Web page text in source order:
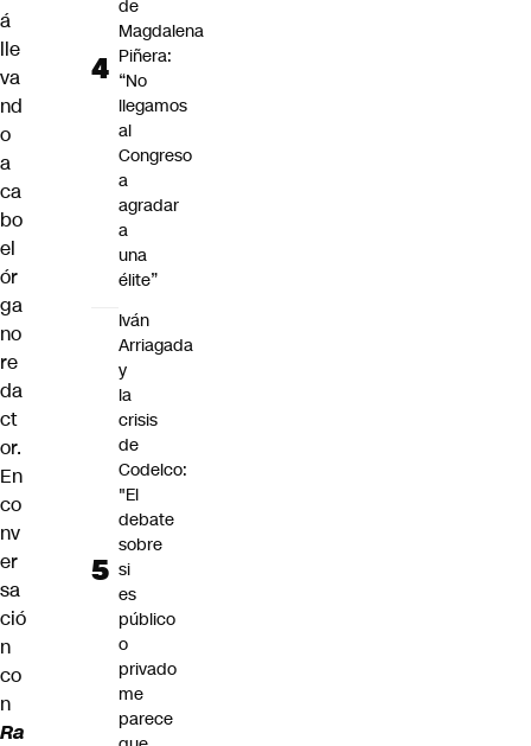
á
lle
va
nd
o
a
ca
bo
el
ór
ga
no
re
da
ct
or.
En
co
nv
er
sa
ció
n
co
n
Ra
de
Magdalena
Piñera:
“No
llegamos
al
Congreso
a
agradar
a
una
élite”
Iván
Arriagada
y
la
crisis
de
Codelco:
"El
debate
sobre
si
es
público
o
privado
me
parece